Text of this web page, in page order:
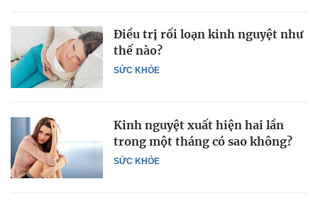
SỨC KHỎE
Điều trị rối loạn kinh nguyệt như
thế nào?
SỨC KHỎE
Kinh nguyệt xuất hiện hai lần
trong một tháng có sao không?